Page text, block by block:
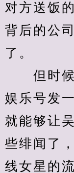
对方送饭
背后的公
了。
但时候
娱乐号发
就能够让
些绯闻了
线女星的